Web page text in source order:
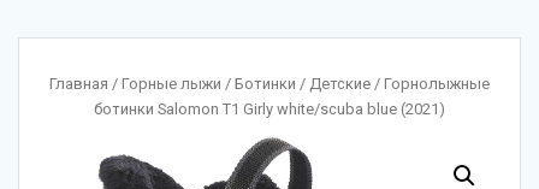
Главная / Горные лыжи / Ботинки / Детские / Горнолыжные
ботинки Salomon T1 Girly white/scuba blue (2021)